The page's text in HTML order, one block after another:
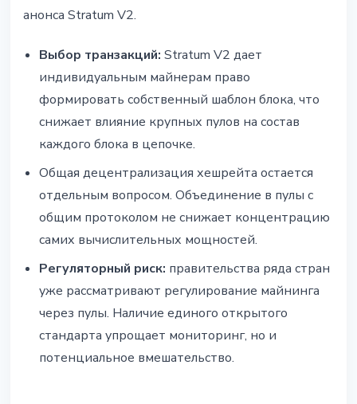
анонса Stratum V2.
Выбор транзакций: Stratum V2 дает
индивидуальным майнерам право
формировать собственный шаблон блока, что
снижает влияние крупных пулов на состав
каждого блока в цепочке.
Общая децентрализация хешрейта остается
отдельным вопросом. Объединение в пулы с
общим протоколом не снижает концентрацию
самих вычислительных мощностей.
Регуляторный риск: правительства ряда стран
уже рассматривают регулирование майнинга
через пулы. Наличие единого открытого
стандарта упрощает мониторинг, но и
потенциальное вмешательство.